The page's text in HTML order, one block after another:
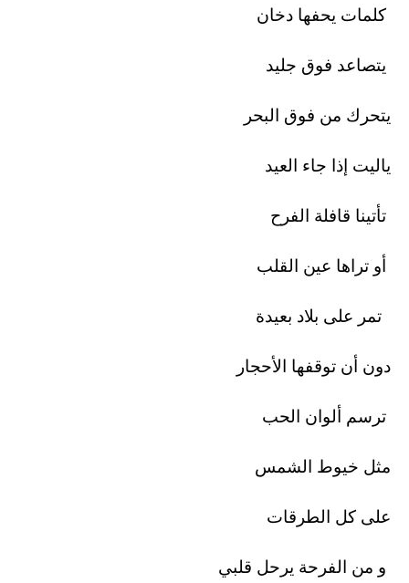
كلمات يحفها دخان
يتصاعد فوق جليد
يتحرك من فوق البحر
ياليت إذا جاء العيد
تأتينا قافلة الفرح
أو تراها عين القلب
تمر على بلاد بعيدة
دون أن توقفها الأحجار
ترسم ألوان الحب
مثل خيوط الشمس
على كل الطرقات
و من الفرحة يرحل قلبي